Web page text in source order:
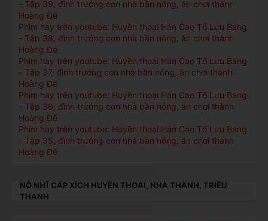
- Tập 39, đình trưởng con nhà bần nông, ăn chơi thành
Hoàng Đế
Phim hay trên youtube: Huyền thoại Hán Cao Tổ Lưu Bang
- Tập 38, đình trưởng con nhà bần nông, ăn chơi thành
Hoàng Đế
Phim hay trên youtube: Huyền thoại Hán Cao Tổ Lưu Bang
- Tập 37, đình trưởng con nhà bần nông, ăn chơi thành
Hoàng Đế
Phim hay trên youtube: Huyền thoại Hán Cao Tổ Lưu Bang
- Tập 36, đình trưởng con nhà bần nông, ăn chơi thành
Hoàng Đế
Phim hay trên youtube: Huyền thoại Hán Cao Tổ Lưu Bang
- Tập 35, đình trưởng con nhà bần nông, ăn chơi thành
Hoàng Đế
NỖ NHĨ CÁP XÍCH HUYỀN THOẠI, NHÀ THANH, TRIỀU
THANH